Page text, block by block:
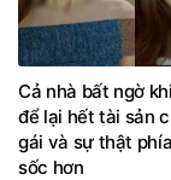
Cả nhà bất ngờ
để lại hết tài sản
gái và sự thật
sốc hơn